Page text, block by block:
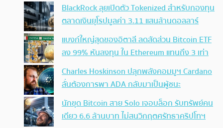
BlackRock ลุยเปิดตัว Tokenized สำหรับกองทุน
ตลาดเงินยุโรปมูลค่า 3.11 แสนล้านดอลลาร์
แบงก์ใหญ่สุดของอิตาลี ลดสัดส่วน Bitcoin ETF
ลง 99% หันลงทุน ใน Ethereum แทนถึง 3 เท่า
Charles Hoskinson ปลุกพลังคอมมูฯ Cardano
ลั่นต้องการพา ADA กลับมาเป็นผู้ชนะ
นักขุด Bitcoin สาย Solo เจอบล็อก รับทรัพย์คน
เดียว 6.6 ล้านบาท ไม่สนวิกฤตศรัทธาคริปโทฯ